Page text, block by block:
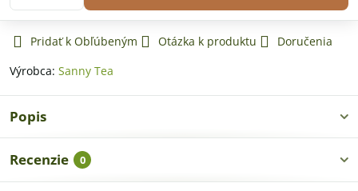
Pridať k Obľúbeným Otázka k produktu
Doručenia
Výrobca: Sanny Tea
Popis
Recenzie 0